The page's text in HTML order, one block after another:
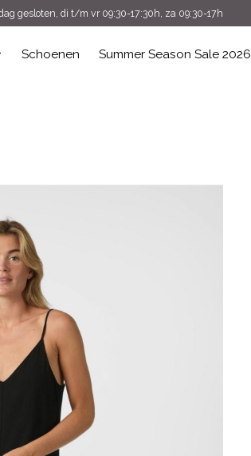
gesloten, di t/m vr 09:30-17:30h, za 09:30-17h
Schoenen Summer Season Sale 2026